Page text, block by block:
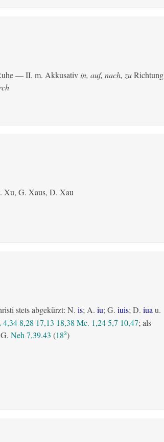
— II. m. Akkusativ in, auf, nach, zuRichtung
Xu, G. Xaus, D. Xau
stets abgekürzt: N. is; A. iu; G. iuis; D. iua u.
4,34 8,28 17,13 18,38 Mc. 1,24 5,7 10,47; als
Neh 7,39.43 (183)